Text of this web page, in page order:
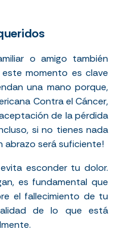
o amigo también
momento es clave
una mano porque,
Contra el Cáncer,
de la pérdida
si no tienes nada
abrazo será suficiente!
esconder tu dolor.
es fundamental que
el fallecimiento de tu
de lo que está